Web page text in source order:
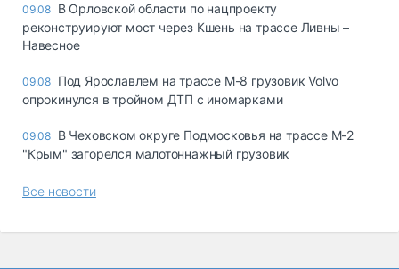
09.08 В Орловской области по нацпроекту
реконструируют мост через Кшень на трассе Ливны –
Навесное
09.08 Под Ярославлем на трассе М-8 грузовик Volvo
опрокинулся в тройном ДТП с иномарками
09.08 В Чеховском округе Подмосковья на трассе М-2
"Крым" загорелся малотоннажный грузовик
Все новости